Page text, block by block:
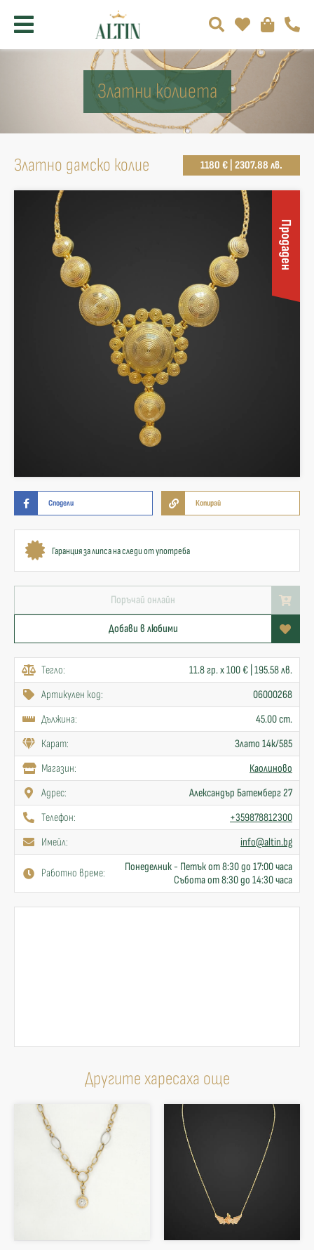
Златни колиета
Златно дамско колие 1180 € | 2307.88 лв.
Продаден
Сподели Копирай
Гаранция за липса на следи от употреба
Поръчай онлайн
Добави в любими
Тегло:
11.8 гр. x 100 € | 195.58 лв.
Артикулен код:
06000268
Дължина:
45.00 cm.
Карат:
Злато 14к/585
Mагазин:
Каолиново
Адрес:
Александър Батемберг 27
Телефон:
+359878812300
Имейл:
info@altin.bg
Работно време:
Понеделник - Петък от 8:30 до 17:00 часа
Събота от 8:30 до 14:30 часа
Другите харесаха още